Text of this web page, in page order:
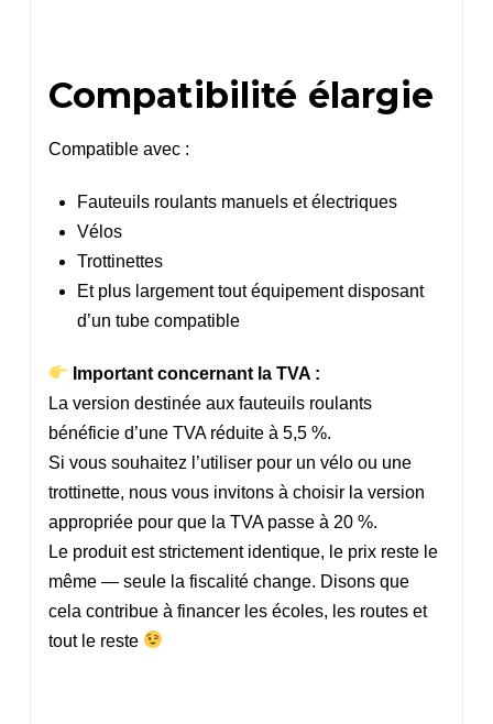
Compatibilité élargie
Compatible avec :
Fauteuils roulants manuels et électriques
Vélos
Trottinettes
Et plus largement tout équipement disposant
d’un tube compatible
Important concernant la TVA :
La version destinée aux fauteuils roulants
bénéficie d’une TVA réduite à 5,5 %.
Si vous souhaitez l’utiliser pour un vélo ou une
trottinette, nous vous invitons à choisir la version
appropriée pour que la TVA passe à 20 %.
Le produit est strictement identique, le prix reste le
même — seule la fiscalité change. Disons que
cela contribue à financer les écoles, les routes et
tout le reste